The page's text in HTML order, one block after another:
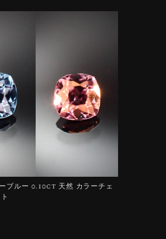
ブルー 0.10ct 天然 カラーチェ